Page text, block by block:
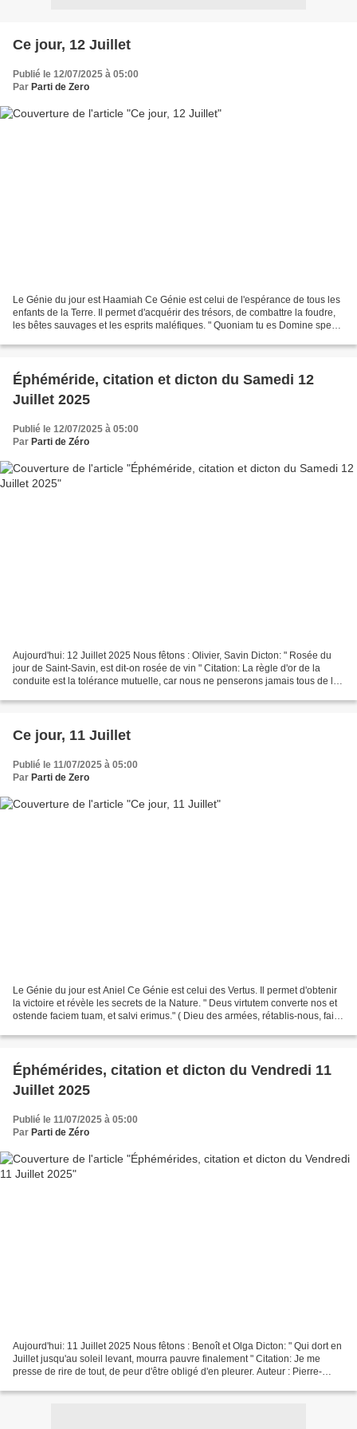
Ce jour, 12 Juillet
Publié le 12/07/2025 à 05:00
Par Parti de Zero
Le Génie du jour est Haamiah Ce Génie est celui de l'espérance de tous les
enfants de la Terre. Il permet d'acquérir des trésors, de combattre la foudre,
les bêtes sauvages et les esprits maléfiques. " Quoniam tu es Domine spes
Éphéméride, citation et dicton du Samedi 12
Juillet 2025
Publié le 12/07/2025 à 05:00
Par Parti de Zéro
Aujourd'hui: 12 Juillet 2025 Nous fêtons : Olivier, Savin Dicton: " Rosée du
jour de Saint-Savin, est dit-on rosée de vin " Citation: La règle d'or de la
conduite est la tolérance mutuelle, car nous ne penserons jamais tous de la
Ce jour, 11 Juillet
Publié le 11/07/2025 à 05:00
Par Parti de Zero
Le Génie du jour est Aniel Ce Génie est celui des Vertus. Il permet d'obtenir
la victoire et révèle les secrets de la Nature. " Deus virtutem converte nos et
ostende faciem tuam, et salvi erimus." ( Dieu des armées, rétablis-nous, fais
Éphémérides, citation et dicton du Vendredi 11
Juillet 2025
Publié le 11/07/2025 à 05:00
Par Parti de Zéro
Aujourd'hui: 11 Juillet 2025 Nous fêtons : Benoît et Olga Dicton: " Qui dort en
Juillet jusqu'au soleil levant, mourra pauvre finalement " Citation: Je me
presse de rire de tout, de peur d'être obligé d'en pleurer. Auteur : Pierre-